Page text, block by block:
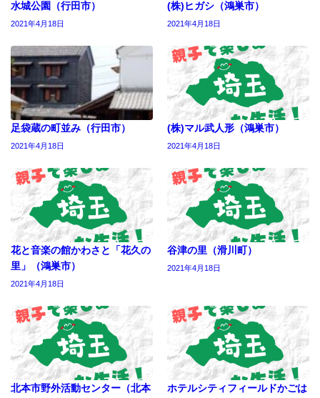
水城公園（行田市）
2021年4月18日
(株)ヒガシ（鴻巣市）
2021年4月18日
足袋蔵の町並み（行田市）
2021年4月18日
(株)マル武人形（鴻巣市）
2021年4月18日
花と音楽の館かわさと「花久の
里」（鴻巣市）
2021年4月18日
谷津の里（滑川町）
2021年4月18日
北本市野外活動センター（北本
ホテルシティフィールドかごは